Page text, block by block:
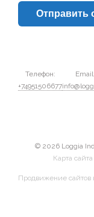
Отправить
Телефон:
+74951506677
Email:
© 2026 Loggia
Карта сайта
Продвижение сайтов